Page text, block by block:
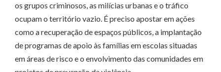
os grupos criminosos, as milícias urbanas e o tráfico
ocupam o território vazio. É preciso apostar em ações
como a recuperação de espaços públicos, a implantação
de programas de apoio às famílias em escolas situadas
em áreas de risco e o envolvimento das comunidades em